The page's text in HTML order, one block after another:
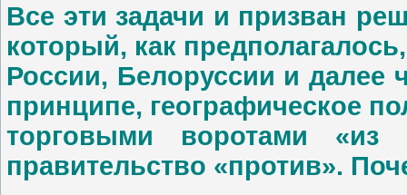
Все эти задачи и призван
который, как
России, Белоруссии и
принципе, географическое
торговыми воротами
правительство «против».